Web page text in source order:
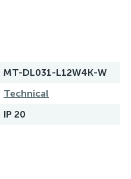
MT-DL031-L12W4K-W
Technical
IP 20